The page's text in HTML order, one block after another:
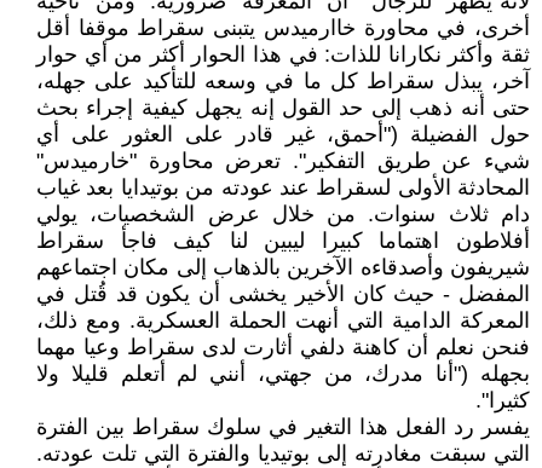
أخرى، في محاورة خاارميدس يتبنى سقراط موقفا أقل
ثقة وأكثر نكارانا للذات: في هذا الحوار أكثر من أي حوار
آخر، يبذل سقراط كل ما في وسعه للتأكيد على جهله،
حتى أنه ذهب إلى حد القول إنه يجهل كيفية إجراء بحث
حول الفضيلة ("أحمق، غير قادر على العثور على أي
شيء عن طريق التفكير". تعرض محاورة "خارميدس"
المحادثة الأولى لسقراط عند عودته من بوتيدايا بعد غياب
دام ثلاث سنوات. من خلال عرض الشخصيات، يولي
أفلاطون اهتماما كبيرا ليبين لنا كيف فاجأ سقراط
شيريفون وأصدقاءه الآخرين بالذهاب إلى مكان اجتماعهم
المفضل - حيث كان الأخير يخشى أن يكون قد قُتل في
المعركة الدامية التي أنهت الحملة العسكرية. ومع ذلك،
فنحن نعلم أن كاهنة دلفي أثارت لدى سقراط وعيا مهما
بجهله ("أنا مدرك، من جهتي، أنني لم أتعلم قليلا ولا
كثيرا".
يفسر رد الفعل هذا التغير في سلوك سقراط بين الفترة
التي سبقت مغادرته إلى بوتيديا والفترة التي تلت عودته.